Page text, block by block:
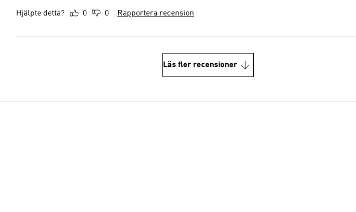
Hjälpte detta? 0 0 Rapportera recension
Läs fler recensioner